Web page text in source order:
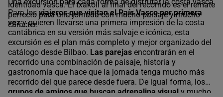
identidad vasca. El txakoli al final del recorrido es el remate
perfecto para una jornada con mucho paisaje y mucho
carácter.
Para los viajeros que visitan el País Vasco por primera
vezy quieren llevarse una primera impresión de la costa
cantábrica en su versión más salvaje e icónica, esta
excursión es el plan más completo y mejor organizado del
catálogo desde Bilbao. Las parejas encontrarán en el
recorrido una combinación de paisaje, historia y
gastronomía que hace que la jornada tenga mucho más
recorrido del que parece desde fuera. De igual forma, los
grupos de amigos que buscan adrenalina visual y mucho